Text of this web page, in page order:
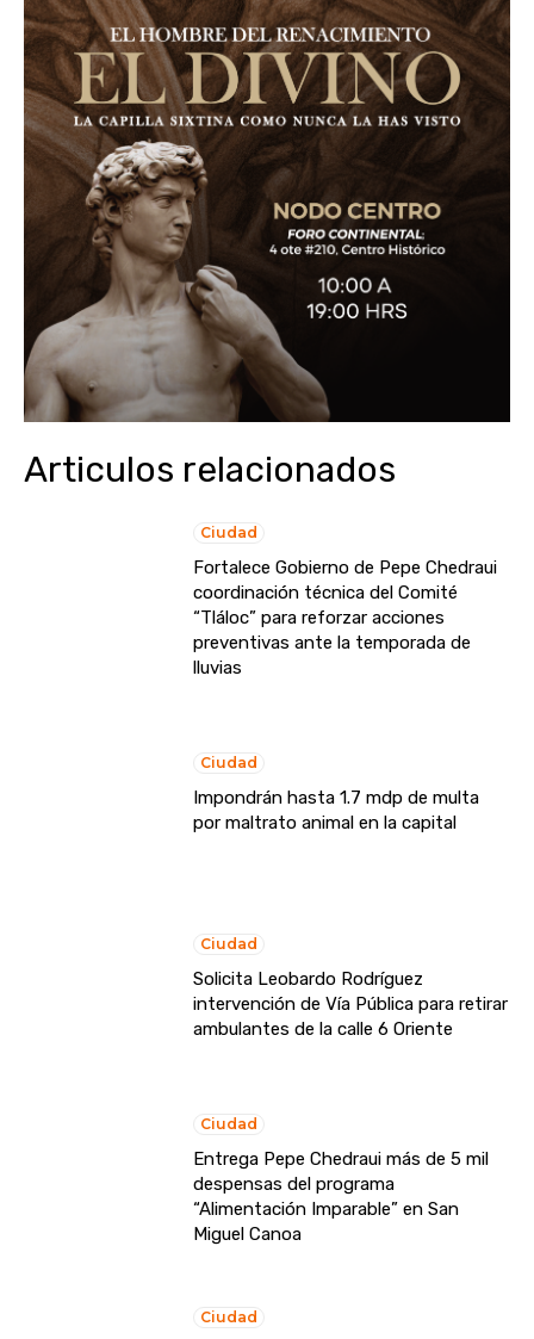
Articulos relacionados
Ciudad
Fortalece Gobierno de Pepe Chedraui
coordinación técnica del Comité
“Tláloc” para reforzar acciones
preventivas ante la temporada de
lluvias
Ciudad
Impondrán hasta 1.7 mdp de multa
por maltrato animal en la capital
Ciudad
Solicita Leobardo Rodríguez
intervención de Vía Pública para retirar
ambulantes de la calle 6 Oriente
Ciudad
Entrega Pepe Chedraui más de 5 mil
despensas del programa
“Alimentación Imparable” en San
Miguel Canoa
Ciudad